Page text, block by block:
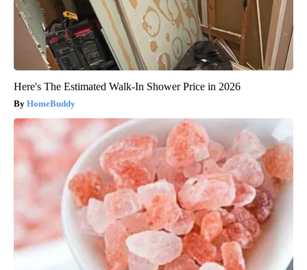
Here's The Estimated Walk-In Shower Price in 2026
HomeBuddy